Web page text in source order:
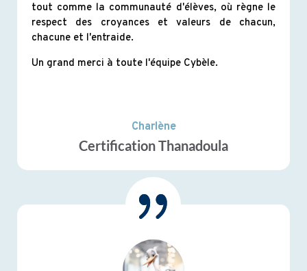
tout comme la communauté d'élèves, où règne le
respect des croyances et valeurs de chacun,
chacune et l'entraide.
Un grand merci à toute l'équipe Cybèle.
Charlène
Certification Thanadoula